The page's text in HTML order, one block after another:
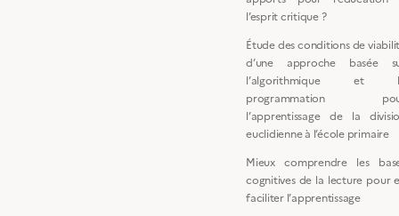
l’esprit critique ?
Étude des conditions de
d’une approche basée
l’algorithmique et
programmation
l’apprentissage de la
euclidienne à l’école primaire
Mieux comprendre les
cognitives de la lecture pour
faciliter l’apprentissage